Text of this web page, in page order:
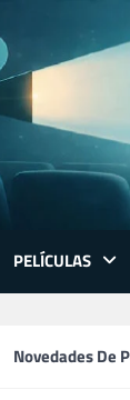
PELÍCULAS
Novedades De
James